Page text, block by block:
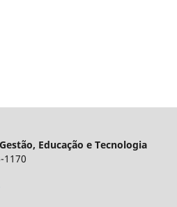
Educação e Tecnologia
1170